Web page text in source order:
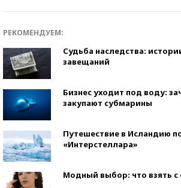
РЕКОМЕНДУЕМ:
Судьба наследства:
завещаний
Бизнес уходит под воду:
закупают субмарины
Путешествие в Исландию
«Интерстеллара»
Модный выбор: что взять с